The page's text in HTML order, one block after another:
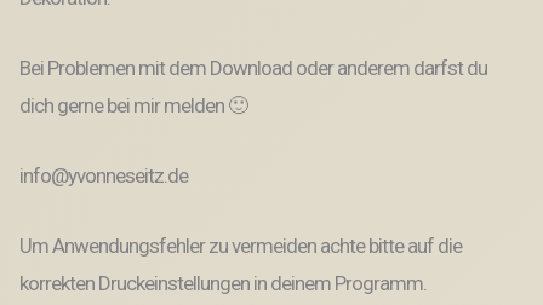
Bei Problemen mit dem Download oder anderem darfst du
dich gerne bei mir melden 🙂
info@yvonneseitz.de
Um Anwendungsfehler zu vermeiden achte bitte auf die
korrekten Druckeinstellungen in deinem Programm.